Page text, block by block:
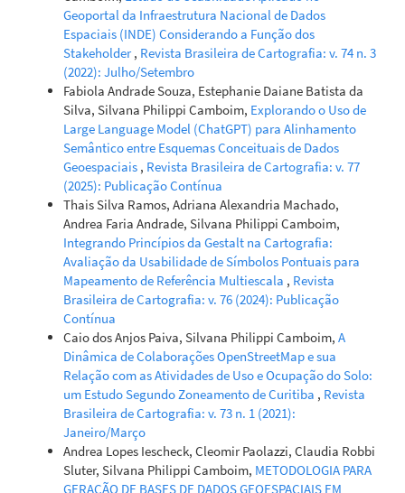
Geoportal da Infraestrutura Nacional de Dados
Espaciais (INDE) Considerando a Função dos
Stakeholder, Revista Brasileira de Cartografia: v. 74 n. 3
(2022): Julho/Setembro
Fabiola Andrade Souza, Estephanie Daiane Batista da
Silva, Silvana Philippi Camboim, Explorando o Uso de
Large Language Model (ChatGPT) para Alinhamento
Semântico entre Esquemas Conceituais de Dados
Geoespaciais , Revista Brasileira de Cartografia: v. 77
(2025): Publicação Contínua
Thais Silva Ramos, Adriana Alexandria Machado,
Andrea Faria Andrade, Silvana Philippi Camboim,
Integrando Princípios da Gestalt na Cartografia:
Avaliação da Usabilidade de Símbolos Pontuais para
Mapeamento de Referência Multiescala , Revista
Brasileira de Cartografia: v. 76 (2024): Publicação
Contínua
Caio dos Anjos Paiva, Silvana Philippi Camboim, A
Dinâmica de Colaborações OpenStreetMap e sua
Relação com as Atividades de Uso e Ocupação do Solo:
um Estudo Segundo Zoneamento de Curitiba , Revista
Brasileira de Cartografia: v. 73 n. 1 (2021):
Janeiro/Março
Andrea Lopes Iescheck, Cleomir Paolazzi, Claudia Robbi
Sluter, Silvana Philippi Camboim, METODOLOGIA PARA
GERAÇÃO DE BASES DE DADOS GEOESPACIAIS EM